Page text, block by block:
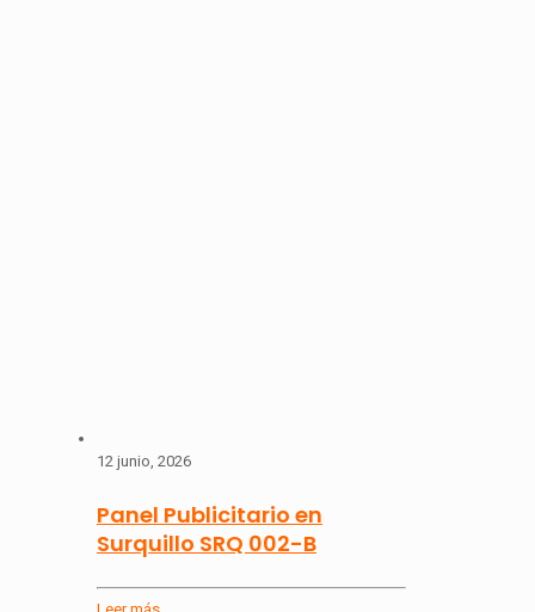
12 junio, 2026
Panel Publicitario en
Surquillo SRQ 002-B